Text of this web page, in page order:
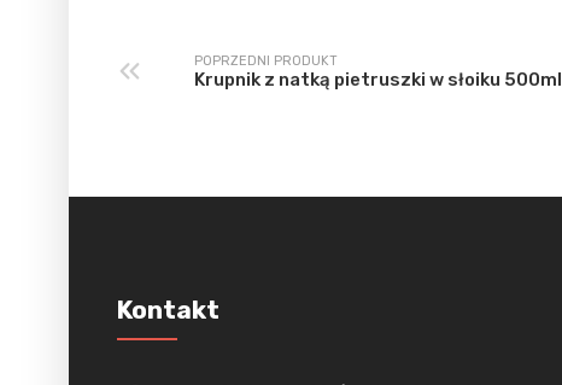
POPRZEDNI PRODUKT
Krupnik z natką pietruszki w słoiku 500ml
Kontakt